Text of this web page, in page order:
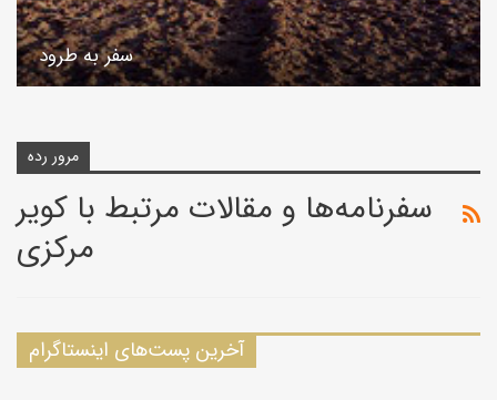
سفر به طرود
مرور رده
سفرنامه‌ها و مقالات مرتبط با کویر
مرکزی
آخرین پست‌های اینستاگرام